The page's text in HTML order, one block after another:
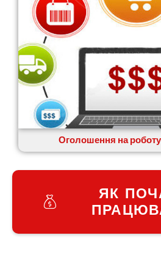
Оголошення на
ЯК